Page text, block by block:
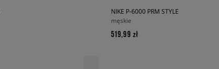
NIKE P-6000 PRM STYLE
męskie
519,99 zł